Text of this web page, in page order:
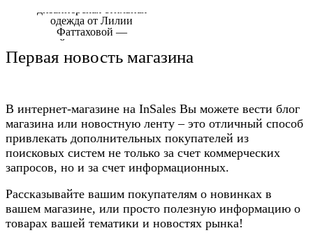
Первая новость магазина
В интернет-магазине на InSales Вы можете вести блог
магазина или новостную ленту – это отличный способ
привлекать дополнительных покупателей из
поисковых систем не только за счет коммерческих
запросов, но и за счет информационных.
Рассказывайте вашим покупателям о новинках в
вашем магазине, или просто полезную информацию о
товарах вашей тематики и новостях рынка!